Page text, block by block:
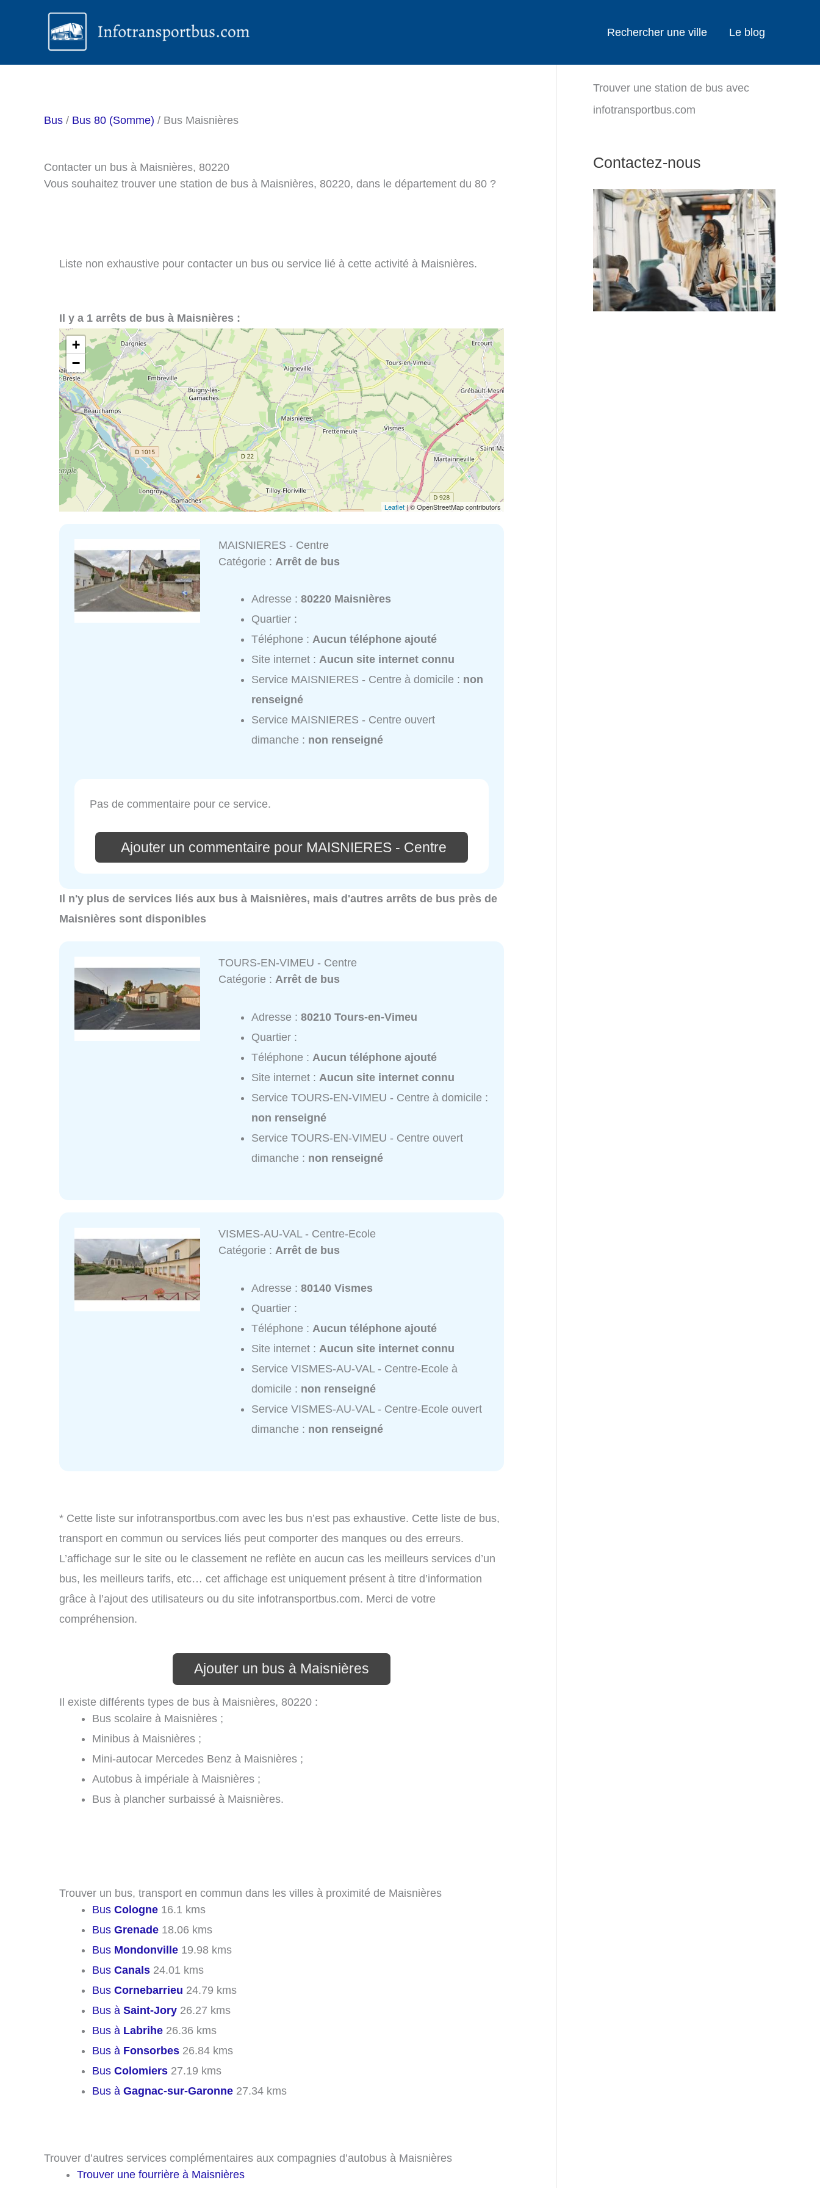
Rechercher une ville Le blog
Bus / Bus 80 (Somme) / Bus Maisnières
Contacter un bus à Maisnières, 80220
Vous souhaitez trouver une station de bus à Maisnières, 80220, dans le département du 80 ?
Liste non exhaustive pour contacter un bus ou service lié à cette activité à Maisnières.
Il y a 1 arrêts de bus à Maisnières :
+
−
Leaflet | © OpenStreetMap contributors
MAISNIERES - Centre
Catégorie : Arrêt de bus
Adresse :80220 Maisnières
Quartier :
Téléphone :Aucun téléphone ajouté
Site internet :Aucun site internet connu
Service MAISNIERES - Centre à domicile : non
renseigné
Service MAISNIERES - Centre ouvert
dimanche : non renseigné
Pas de commentaire pour ce service.
Ajouter un commentaire pour MAISNIERES - Centre
Il n'y plus de services liés aux bus à Maisnières, mais d'autres arrêts de bus près de
Maisnières sont disponibles
TOURS-EN-VIMEU - Centre
Catégorie :Arrêt de bus
Adresse :80210 Tours-en-Vimeu
Quartier :
Téléphone : Aucun téléphone ajouté
Site internet : Aucun site internet connu
Service TOURS-EN-VIMEU - Centre à domicile :
non renseigné
Service TOURS-EN-VIMEU - Centre ouvert
dimanche : non renseigné
VISMES-AU-VAL - Centre-Ecole
Catégorie : Arrêt de bus
Adresse :80140 Vismes
Quartier :
Téléphone : Aucun téléphone ajouté
Site internet : Aucun site internet connu
Service VISMES-AU-VAL - Centre-Ecole à
domicile : non renseigné
Service VISMES-AU-VAL - Centre-Ecole ouvert
dimanche : non renseigné
* Cette liste sur infotransportbus.com avec les bus n’est pas exhaustive. Cette liste de bus,
transport en commun ou services liés peut comporter des manques ou des erreurs.
L’affichage sur le site ou le classement ne reflète en aucun cas les meilleurs services d’un
bus, les meilleurs tarifs, etc… cet affichage est uniquement présent à titre d’information
grâce à l’ajout des utilisateurs ou du site infotransportbus.com. Merci de votre
compréhension.
Ajouter un bus à Maisnières
Il existe différents types de bus à Maisnières, 80220 :
Bus scolaire à Maisnières ;
Minibus à Maisnières ;
Mini-autocar Mercedes Benz à Maisnières ;
Autobus à impériale à Maisnières ;
Bus à plancher surbaissé à Maisnières.
Trouver un bus, transport en commun dans les villes à proximité de Maisnières
Bus Cologne 16.1 kms
Bus Grenade 18.06 kms
Bus Mondonville 19.98 kms
Bus Canals 24.01 kms
Bus Cornebarrieu 24.79 kms
Bus à Saint-Jory 26.27 kms
Bus à Labrihe 26.36 kms
Bus à Fonsorbes 26.84 kms
Bus Colomiers 27.19 kms
Bus à Gagnac-sur-Garonne 27.34 kms
Trouver d’autres services complémentaires aux compagnies d’autobus à Maisnières
Trouver une fourrière à Maisnières
Trouver une station de bus avec
infotransportbus.com
Contactez-nous